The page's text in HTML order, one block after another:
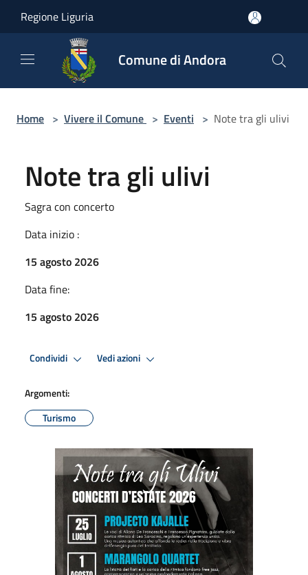
Regione Liguria
Comune di Andora
Home > Vivere il Comune > Eventi > Note tra gli ulivi
Note tra gli ulivi
Sagra con concerto
Data inizio :
15 agosto 2026
Data fine:
15 agosto 2026
Condividi Vedi azioni
Argomenti:
Turismo